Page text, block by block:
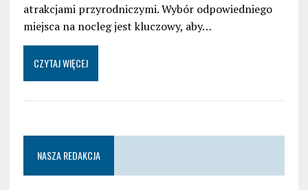
atrakcjami przyrodniczymi. Wybór odpowiedniego
miejsca na nocleg jest kluczowy, aby…
CZYTAJ WIĘCEJ
NASZA REDAKCJA